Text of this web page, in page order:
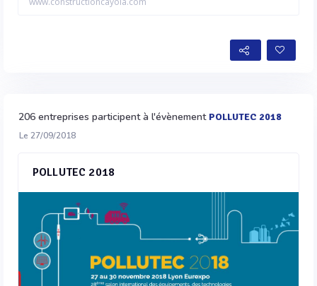
206 entreprises participent à l'évènement POLLUTEC 2018
Le 27/09/2018
POLLUTEC 2018